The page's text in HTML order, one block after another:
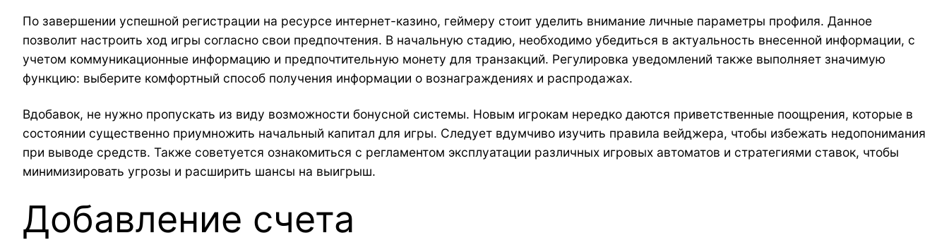
По завершении успешной регистрации на ресурсе интернет-казино, геймеру стоит уделить внимание личные параметры профиля. Данное
позволит настроить ход игры согласно свои предпочтения. В начальную стадию, необходимо убедиться в актуальность внесенной информации, с
учетом коммуникационные информацию и предпочтительную монету для транзакций. Регулировка уведомлений также выполняет значимую
функцию: выберите комфортный способ получения информации о вознаграждениях и распродажах.
Вдобавок, не нужно пропускать из виду возможности бонусной системы. Новым игрокам нередко даются приветственные поощрения, которые в
состоянии существенно приумножить начальный капитал для игры. Следует вдумчиво изучить правила вейджера, чтобы избежать недопонимания
при выводе средств. Также советуется ознакомиться с регламентом эксплуатации различных игровых автоматов и стратегиями ставок, чтобы
минимизировать угрозы и расширить шансы на выигрыш.
Добавление счета